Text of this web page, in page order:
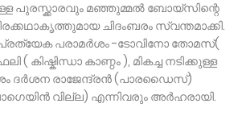
പുരസ്ക്കാരവും മഞ്ഞുമ്മൽ ബോയ്സിന്റെ
ചിദംബരം സ്വന്തമാക്കി.
പരാമർശം -ടോവിനോ തോമസ്(
കാണ്ഠം ), മികച്ച നടിക്കുള്ള
ദർശന രാജേന്ദ്രൻ (പാരഡൈസ്)
വില്ല) എന്നിവരും അർഹരായി.